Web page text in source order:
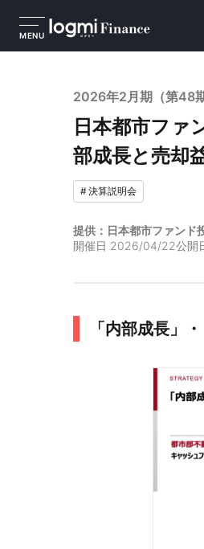
MENU
2026年2月期（第48
日本都市フ
部成長と売却
#決算説明会
提供：日本都市ファンド
開催日 2026/04/22公開
「内部成長」